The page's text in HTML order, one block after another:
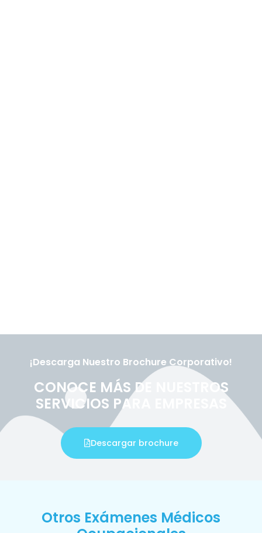
¡Descarga Nuestro Brochure Corporativo!
CONOCE MÁS DE NUESTROS
SERVICIOS PARA EMPRESAS
Descargar brochure
Otros Exámenes Médicos